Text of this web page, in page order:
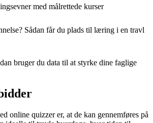
med målrettede kurser
Sådan får du plads til læring i en travl
bruger du data til at styrke dine faglige
online quizzer er, at de kan gennemføres på